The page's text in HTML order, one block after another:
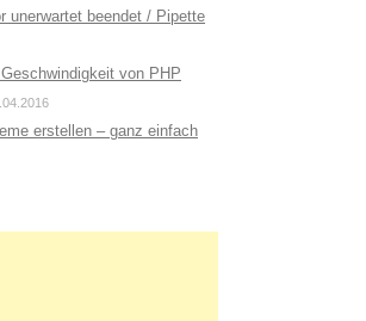
unerwartet beendet / Pipette
von PHP
erstellen – ganz einfach